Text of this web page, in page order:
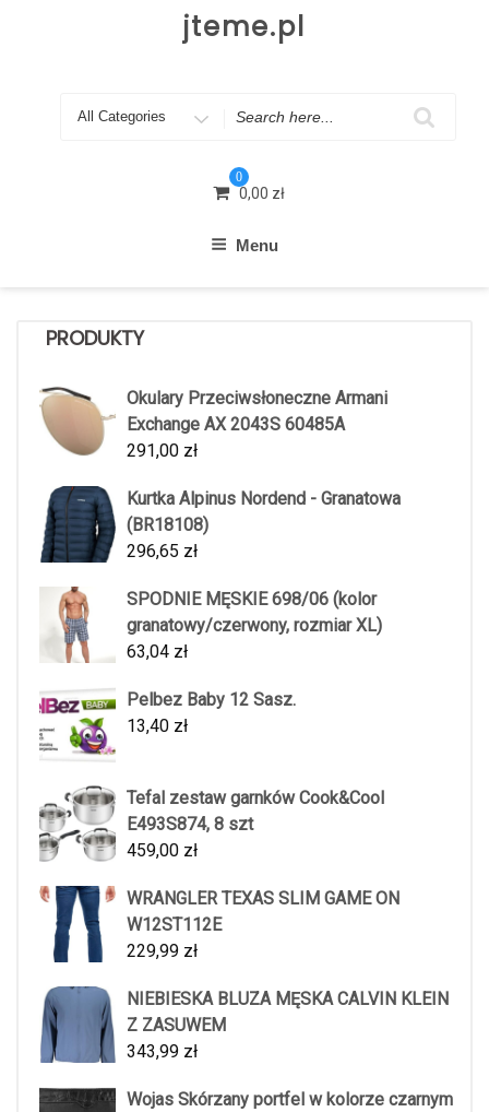
jteme.pl
Search
0
0,00 zł
Menu
PRODUKTY
Okulary Przeciwsłoneczne Armani
Exchange AX 2043S 60485A
291,00 zł
Kurtka Alpinus Nordend - Granatowa
(BR18108)
296,65 zł
SPODNIE MĘSKIE 698/06 (kolor
granatowy/czerwony, rozmiar XL)
63,04 zł
Pelbez Baby 12 Sasz.
13,40 zł
Tefal zestaw garnków Cook&Cool
E493S874, 8 szt
459,00 zł
WRANGLER TEXAS SLIM GAME ON
W12ST112E
229,99 zł
NIEBIESKA BLUZA MĘSKA CALVIN KLEIN
Z ZASUWEM
343,99 zł
Wojas Skórzany portfel w kolorze czarnym